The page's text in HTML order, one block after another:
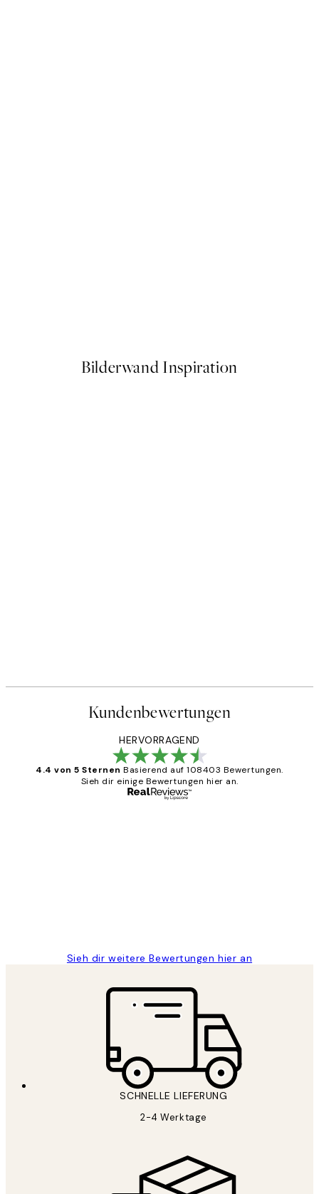
Bilderwand Inspiration
Kundenbewertungen
HERVORRAGEND
4.4 von 5 Sternen Basierend auf 108403 Bewertungen.
Sieh dir einige Bewertungen hier an.
Sieh dir weitere Bewertungen hier an
SCHNELLE LIEFERUNG
2-4 Werktage